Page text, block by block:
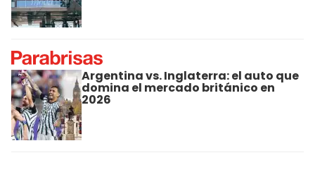
Argentina vs. Inglaterra: el auto que
domina el mercado británico en
2026